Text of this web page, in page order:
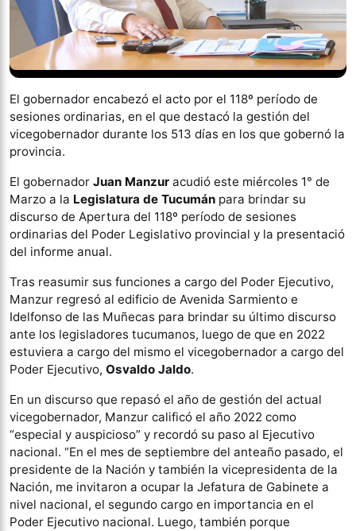
El gobernador encabezó el acto por el 118º período de
sesiones ordinarias, en el que destacó la gestión del
vicegobernador durante los 513 días en los que gobernó la
provincia.
El gobernador Juan Manzur acudió este miércoles 1° de
Marzo a la Legislatura de Tucumán para brindar su
discurso de Apertura del 118º período de sesiones
ordinarias del Poder Legislativo provincial y la presentació
del informe anual.
Tras reasumir sus funciones a cargo del Poder Ejecutivo,
Manzur regresó al edificio de Avenida Sarmiento e
Idelfonso de las Muñecas para brindar su último discurso
ante los legisladores tucumanos, luego de que en 2022
estuviera a cargo del mismo el vicegobernador a cargo del
Poder Ejecutivo, Osvaldo Jaldo.
En un discurso que repasó el año de gestión del actual
vicegobernador, Manzur calificó el año 2022 como
“especial y auspicioso” y recordó su paso al Ejecutivo
nacional. “En el mes de septiembre del anteaño pasado, el
presidente de la Nación y también la vicepresidenta de la
Nación, me invitaron a ocupar la Jefatura de Gabinete a
nivel nacional, el segundo cargo en importancia en el
Poder Ejecutivo nacional. Luego, también porque